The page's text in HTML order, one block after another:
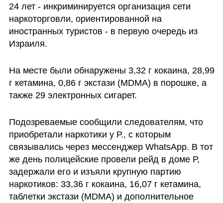
24 лет - инкриминируется организация сети
наркоторговли, ориентированной на
иностранных туристов - в первую очередь из
Израиля.
На месте были обнаружены 3,32 г кокаина, 28,99
г кетамина, 0,86 г экстази (MDMA) в порошке, а
также 29 электронных сигарет.
Подозреваемые сообщили следователям, что
приобретали наркотики у Р., с которым
связывались через мессенджер WhatsApp. В тот
же день полицейские провели рейд в доме Р,
задержали его и изъяли крупную партию
наркотиков: 33,36 г кокаина, 16,07 г кетамина,
таблетки экстази (MDMA) и дополнительное